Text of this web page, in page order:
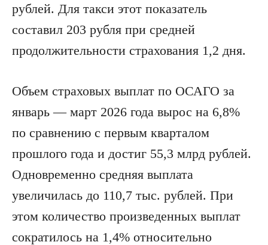
рублей. Для такси этот показатель
составил 203 рубля при средней
продолжительности страхования 1,2 дня.
Объем страховых выплат по ОСАГО за
январь — март 2026 года вырос на 6,8%
по сравнению с первым кварталом
прошлого года и достиг 55,3 млрд рублей.
Одновременно средняя выплата
увеличилась до 110,7 тыс. рублей. При
этом количество произведенных выплат
сократилось на 1,4% относительно